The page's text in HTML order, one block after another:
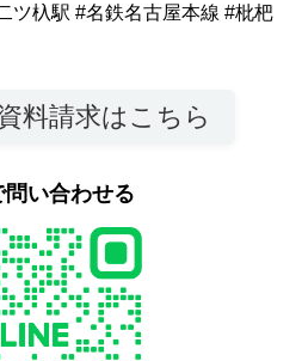
ツ杁駅 #名鉄名古屋本線 #枇杷
料請求はこちら
問い合わせる